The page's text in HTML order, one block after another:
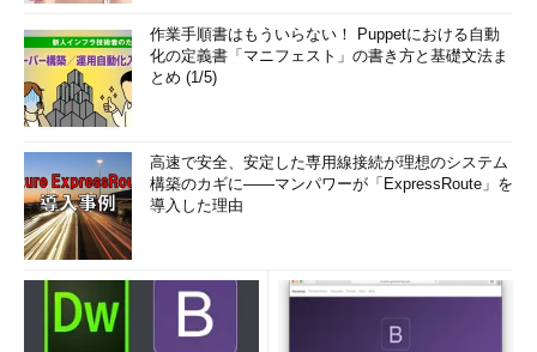
作業手順書はもういらない！ Puppetにおける自動
化の定義書「マニフェスト」の書き方と基礎文法ま
とめ (1/5)
高速で安全、安定した専用線接続が理想のシステム
構築のカギに――マンパワーが「ExpressRoute」を
導入した理由